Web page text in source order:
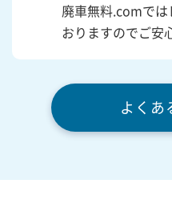
廃車無料.comで
おりますのでご安
よくあ